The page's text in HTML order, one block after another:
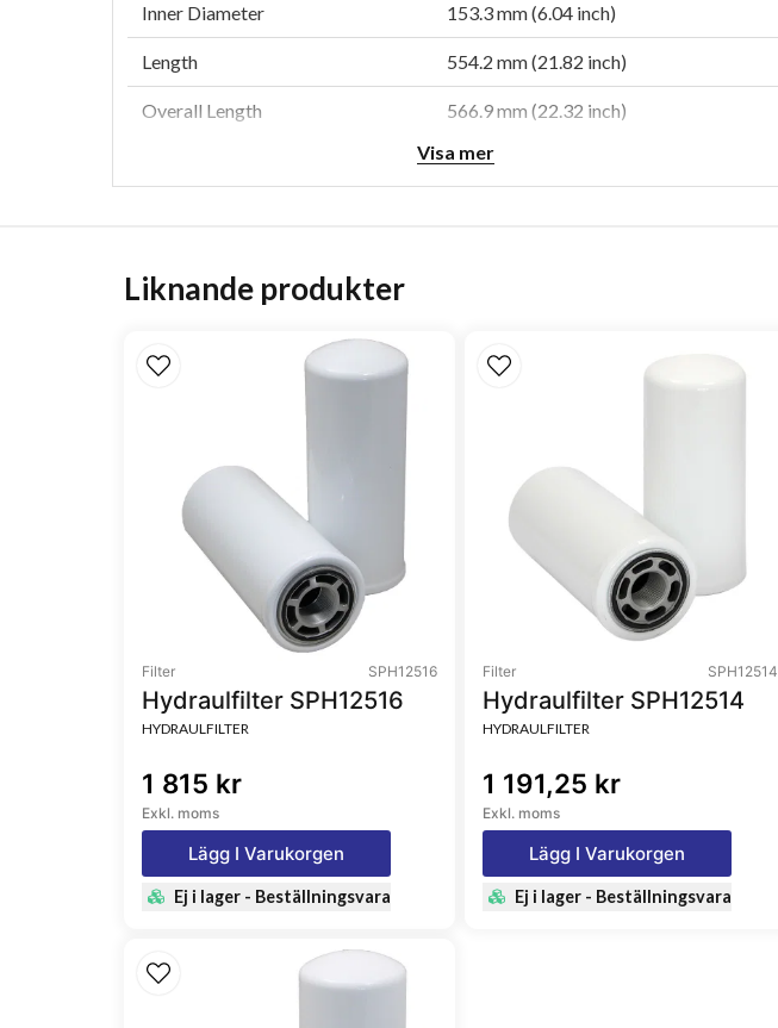
Inner Diameter 153.3 mm (6.04 inch)
Length 554.2 mm (21.82 inch)
Overall Length 566.9 mm (22.32 inch)
99.9
Style
Media Type Cellulose
Visa mer
Liknande produkter
Filter SPH12516
Hydraulfilter SPH12516
HYDRAULFILTER
1 815 kr
Exkl. moms
Lägg I Varukorgen
Ej i lager - Beställningsvara
Filter SPH12514
Hydraulfilter SPH12514
HYDRAULFILTER
1 191,25 kr
Exkl. moms
Lägg I Varukorgen
Ej i lager - Beställningsvara